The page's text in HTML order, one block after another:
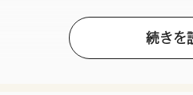
【ご使用方法】
指やチップなどで適量をとり、
「セルヴォーク ヴァティック
続きを